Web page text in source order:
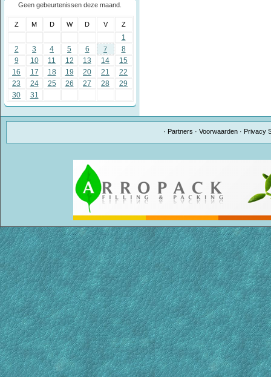
Geen gebeurtenissen deze maand.
Z M D W D V Z
1
2
3 4 5 6 7
8
9
10 11 12 13 14
15
16
17 18 19 20 21
22
23
24 25 26 27 28
29
30
31
· Partners ·Voorwaarden · Privacy